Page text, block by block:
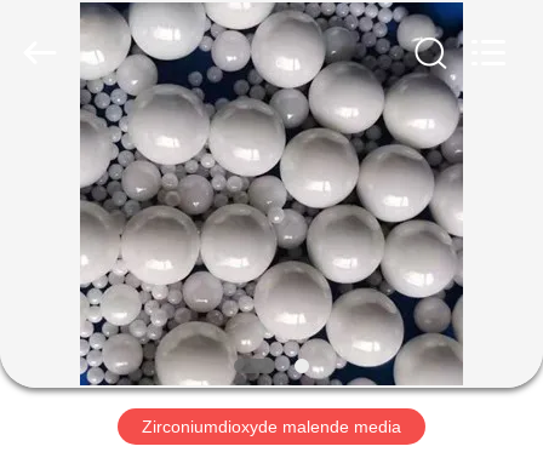
HUIS
PRODUCTEN
VIDEO'S
ONGEVEER
ONS
Import&Export
Zirconiumdioxyde malende media